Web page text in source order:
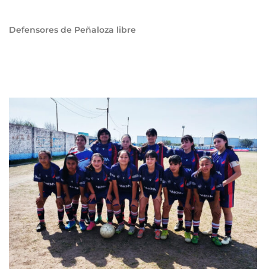
Defensores de Peñaloza libre